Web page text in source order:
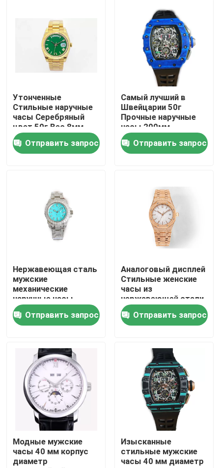
Продукты
О нас
Экскурсия по заводу
Свяжитесь с нами
Запросите цитату
Механические наручные часы
Мужские кварцевые наручные часы
Утонченные
Стильные наручные
часы Серебряный
цвет 50г Вес 8мм
Толщина корпуса
Отправить запрос
Самый лучший в
Швейцарии 50г
Прочные наручные
часы 200мм
Протяженность
ленты 3ATM
Водостойкость
Отправить запрос
Нержавеющая сталь
мужские
механические
наручные часы
многофункциональное
время 20 мм ширина
полосы
Отправить запрос
Аналоговый дисплей
Стильные женские
часы из
нержавеющей стали
Отправить запрос
Модные мужские
часы 40 мм корпус
диаметр
Изысканные
стильные мужские
часы 40 мм диаметр